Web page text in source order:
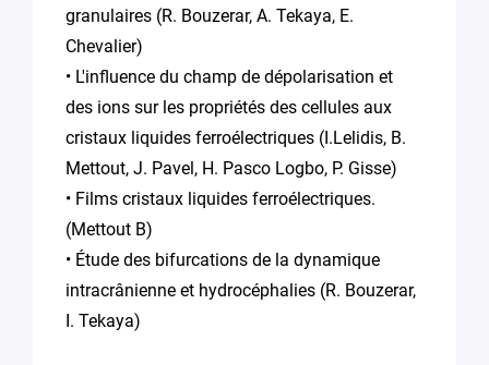
granulaires (R. Bouzerar, A. Tekaya, E.
Chevalier)
• L'influence du champ de dépolarisation et
des ions sur les propriétés des cellules aux
cristaux liquides ferroélectriques (I.Lelidis, B.
Mettout, J. Pavel, H. Pasco Logbo, P. Gisse)
• Films cristaux liquides ferroélectriques.
(Mettout B)
• Étude des bifurcations de la dynamique
intracrânienne et hydrocéphalies (R. Bouzerar,
I. Tekaya)